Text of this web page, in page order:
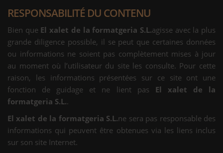
RESPONSABILITÉ DU CONTENU
Bien que El xalet de la formatgeria S.L.agisse avec la plus
grande diligence possible, il se peut que certaines données
ou informations ne soient pas complètement mises à jour
au moment où l’utilisateur du site les consulte. Pour cette
raison, les informations présentées sur ce site ont une
fonction de guidage et ne lient pas El xalet de la
formatgeria S.L..
El xalet de la formatgeria S.L.ne sera pas responsable des
informations qui peuvent être obtenues via les liens inclus
sur son site Internet.